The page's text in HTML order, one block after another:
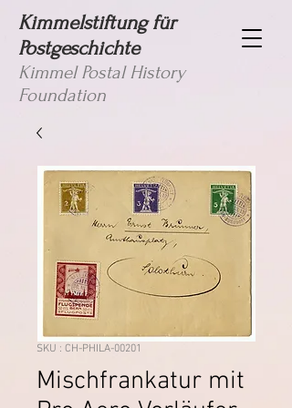
Kimmelstiftung für
Postgeschichte
Kimmel Postal History
Foundation
SKU : CH-PHILA-00201
Mischfrankatur mit